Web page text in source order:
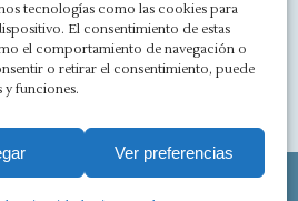
tecnologías como las cookies para
El consentimiento de estas
el comportamiento de navegación o
o retirar el consentimiento, puede
y funciones.
Ver preferencias